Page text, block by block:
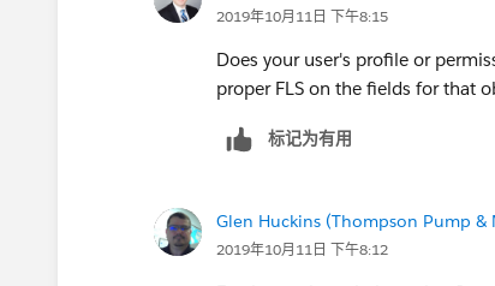
2019年10月11日 下午8:15
Does your user's profile or
proper FLS on the fields for that
标记为有用
Glen Huckins (Thompson Pump
2019年10月11日 下午8:12